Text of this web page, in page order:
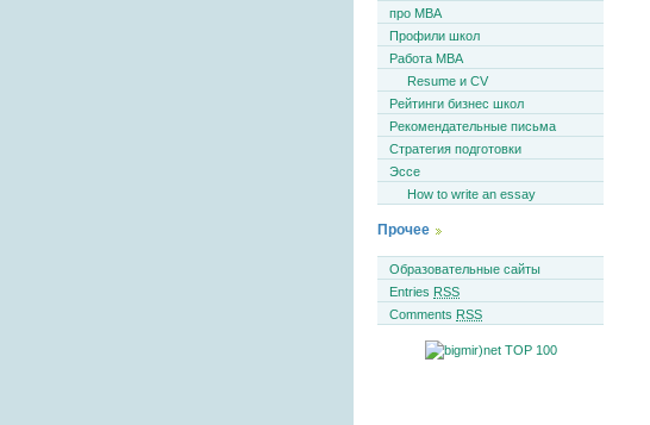
про MBA
Профили школ
Работа MBA
Resume и CV
Рейтинги бизнес школ
Рекомендательные письма
Стратегия подготовки
Эссе
How to write an essay
Прочее
Образовательные сайты
Entries RSS
Comments RSS